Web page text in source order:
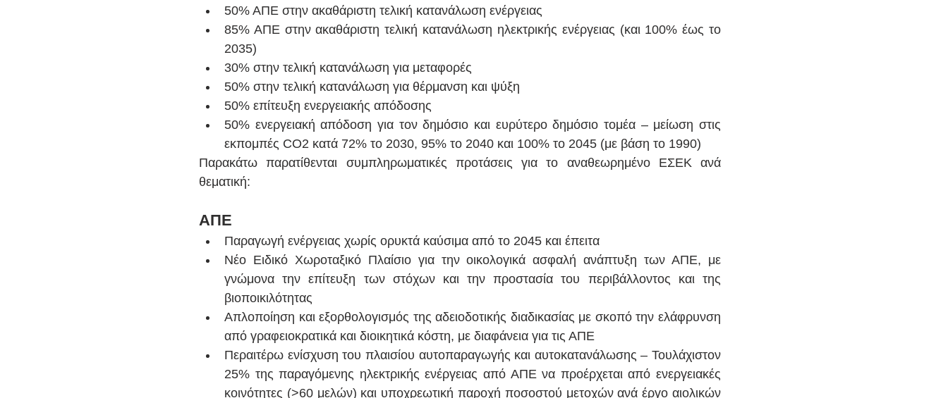
50% ΑΠΕ στην ακαθάριστη τελική κατανάλωση ενέργειας
85% ΑΠΕ στην ακαθάριστη τελική κατανάλωση ηλεκτρικής ενέργειας (και 100% έως το
2035)
30% στην τελική κατανάλωση για μεταφορές
50% στην τελική κατανάλωση για θέρμανση και ψύξη
50% επίτευξη ενεργειακής απόδοσης
50% ενεργειακή απόδοση για τον δημόσιο και ευρύτερο δημόσιο τομέα – μείωση στις
εκπομπές CO2 κατά 72% το 2030, 95% το 2040 και 100% το 2045 (με βάση το 1990)
Παρακάτω παρατίθενται συμπληρωματικές προτάσεις για το αναθεωρημένο ΕΣΕΚ ανά
θεματική:
ΑΠΕ
Παραγωγή ενέργειας χωρίς ορυκτά καύσιμα από το 2045 και έπειτα
Νέο Ειδικό Χωροταξικό Πλαίσιο για την οικολογικά ασφαλή ανάπτυξη των ΑΠΕ, με
γνώμονα την επίτευξη των στόχων και την προστασία του περιβάλλοντος και της
βιοποικιλότητας
Απλοποίηση και εξορθολογισμός της αδειοδοτικής διαδικασίας με σκοπό την ελάφρυνση
από γραφειοκρατικά και διοικητικά κόστη, με διαφάνεια για τις ΑΠΕ
Περαιτέρω ενίσχυση του πλαισίου αυτοπαραγωγής και αυτοκατανάλωσης – Τουλάχιστον
25% της παραγόμενης ηλεκτρικής ενέργειας από ΑΠΕ να προέρχεται από ενεργειακές
κοινότητες (>60 μελών) και υποχρεωτική παροχή ποσοστού μετοχών ανά έργο αιολικών